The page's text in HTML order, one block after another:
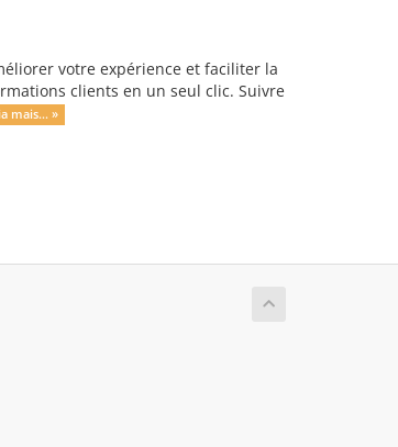
votre expérience et faciliter la
clients en un seul clic. Suivre
mais... »